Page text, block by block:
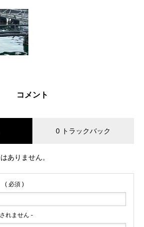
コメント
0 トラックバック
ありません。
( 必須 )
れません -